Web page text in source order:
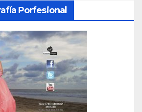
Porfesional